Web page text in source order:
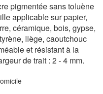
pigmentée sans toluène
applicable sur papier,
céramique, bois, gypse,
liège, caoutchouc
et résistant à la
de trait : 2 - 4 mm.